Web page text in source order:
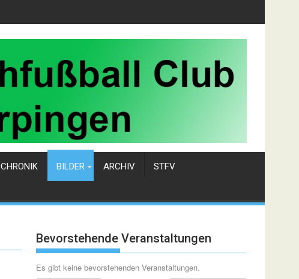
CHRONIK BILDER ARCHIV STFV
Bevorstehende Veranstaltungen
Es gibt keine bevorstehenden Veranstaltungen.